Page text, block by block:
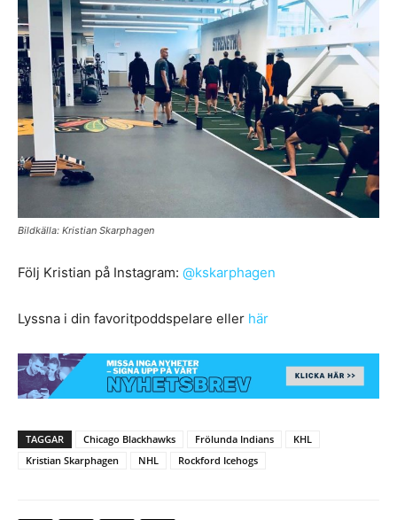
Bildkälla: Kristian Skarphagen
Följ Kristian på Instagram: @kskarphagen
Lyssna i din favoritpoddspelare eller här
TAGGAR Chicago Blackhawks Frölunda Indians
KHL
Kristian Skarphagen
NHL Rockford Icehogs